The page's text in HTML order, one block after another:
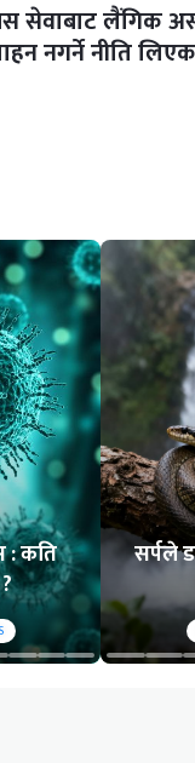
सेवाबाट लैंगिक
नगर्ने नीति
: कति
सर्पले